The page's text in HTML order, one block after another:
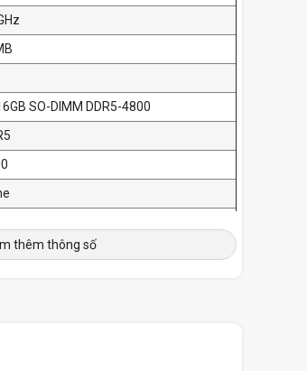
SO-DIMM DDR5-4800
thêm thông số